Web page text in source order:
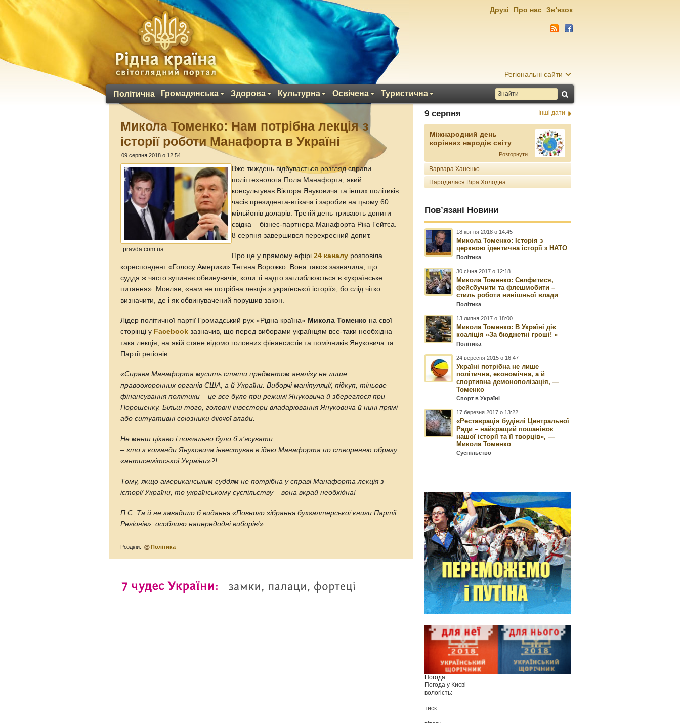
Регіональні сайти
Політична Громадянська Здорова Культурна Освічена Туристична
Друзі Про нас Зв'язок
Микола Томенко: Нам потрібна лекція з
історії роботи Манафорта в Україні
09 серпня 2018 о 12:54
pravda.com.ua
Вже тиждень відбувається розгляд справи
політтехнолога Пола Манафорта, який
консультував Віктора Януковича та інших політиків
часів президента-втікача і заробив на цьому 60
мільйонів доларів. Третій день тривають допити
свідка – бізнес-партнера Манафорта Ріка Гейтса.
8 серпня завершився перехресний допит.
Про це у прямому ефірі24 каналу розповіла
кореспондент «Голосу Америки» Тетяна Ворожко. Вона також зазначила, що
суддя ж часто зупиняє обвинувачів, коли ті надто заглиблюються в «українське
питання». Мовляв, «нам не потрібна лекція з української історії», бо слід чітко
визначити, де і як обвинувачений порушив закон.
Лідер політичної партії Громадський рух «Рідна країна» Микола Томенко на свої
сторінці у Facebook зазначив, що перед виборами українцям все-таки необхідна
така лекція, на якій стане відомо головних фінансистів та помічників Януковича та
Партії регіонів.
«Справа Манафорта мусить стати предметом аналізу не лише
правоохоронних органів США, а й України. Виборчі маніпуляції, підкуп, тіньове
фінансування політики – це все було при режимі Януковича й збереглося при
Порошенку. Більш того, головні інвестори владарювання Януковича й нині прямі
або ситуативні союзники діючої влади.
Не менш цікаво і повчально було б з‘ясувати:
– хто з команди Януковича інвестував в ідею Манафорта по створенню образу
«антисемітської України»?!
Тому, якщо американським суддям не потрібна у справі Манафорта лекція з
історії України, то українському суспільству – вона вкрай необхідна!
П.С. Та й не завадило б видання «Повного зібрання бухгалтерської книги Партії
Регіонів», особливо напередодні виборів!»
Розділи: Політика
9 серпня Інші дати
Міжнародний день
корінних народів світу
Розгорнути
Варвара Ханенко
Народилася Віра Холодна
Пов’язані Новини
18 квітня 2018 о 14:45
Микола Томенко: Історія з
церквою ідентична історії з НАТО
Політика
30 січня 2017 о 12:18
Микола Томенко: Селфитися,
фейсбучити та флешмобити –
стиль роботи нинішньої влади
Політика
13 липня 2017 о 18:00
Микола Томенко: В Україні діє
коаліція «За бюджетні гроші! »
Політика
24 вересня 2015 о 16:47
Україні потрібна не лише
політична, економічна, а й
спортивна демонополізація, —
Томенко
Спорт в Україні
17 березня 2017 о 13:22
«Реставрація будівлі Центральної
Ради – найкращий пошанівок
нашої історії та її творців», —
Микола Томенко
Суспільство
Погода
Погода у Києві
вологість:
тиск: